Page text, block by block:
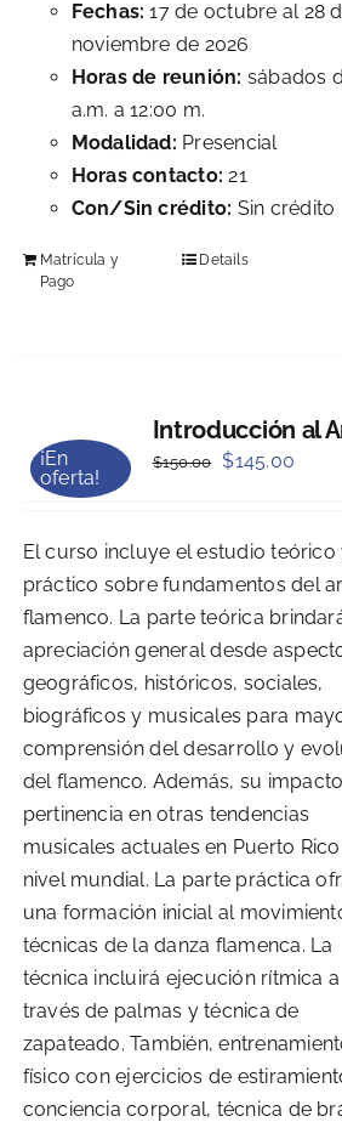
Fechas: 17 de octubre al 28
noviembre de 2026
Horas de reunión: sábados
a.m. a 12:00 m.
Modalidad: Presencial
Horas contacto: 21
Con/Sin crédito: Sin crédito
Matrícula y
Pago
Details
¡En
oferta!
Introducción al
$150.00 Original
$150.00.
$145.00
El curso incluye el estudio teórico
práctico sobre fundamentos del
flamenco. La parte teórica
apreciación general desde
geográficos, históricos, sociales,
biográficos y musicales para
comprensión del desarrollo y
del flamenco. Además, su
pertinencia en otras tendencias
musicales actuales en Puerto
nivel mundial. La parte práctica
una formación inicial al
técnicas de la danza flamenca. La
técnica incluirá ejecución rítmica a
través de palmas y técnica de
zapateado. También,
físico con ejercicios de
conciencia corporal, técnica de